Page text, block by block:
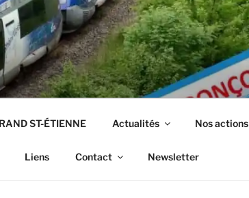
ST-ÉTIENNE Actualités Nos actions
Liens Contact Newsletter